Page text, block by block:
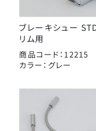
ブレーキシュー
リム用
商品コード：12215
カラー：グレー